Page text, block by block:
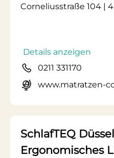
Corneliusstraße 104 |
Details anzeigen
0211 331170
www.matratzen-
SchlafTEQ
Ergonomisches